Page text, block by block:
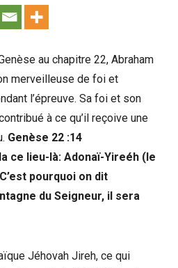
au chapitre 22, Abraham
merveilleuse de foi et
l’épreuve. Sa foi et son
à ce qu’il reçoive une
Genèse 22 :14
ce lieu-là: Adonaï-Yireéh (le
pourquoi on dit
du Seigneur, il sera
Jéhovah Jireh, ce qui